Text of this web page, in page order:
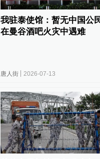
我驻泰使馆：暂无中国公
在曼谷酒吧火灾中遇难
唐人街 2026-07-13